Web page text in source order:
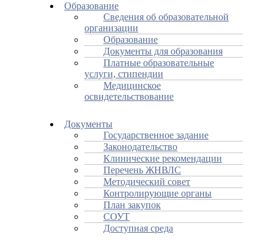
Образование
Сведения об образовательной
организации
Образование
Документы для образования
Платные образовательные
услуги, стипендии
Медицинское
освидетельствование
Документы
Государственное задание
Законодательство
Клинические рекомендации
Перечень ЖНВЛС
Методический совет
Контролирующие органы
План закупок
СОУТ
Доступная среда